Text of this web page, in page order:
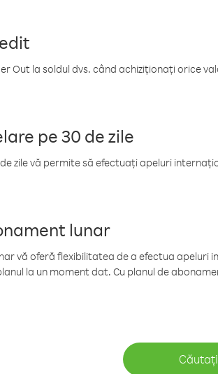
Out la soldul dvs. când achiziționați orice
pe 30 de zile
zile vă permite să efectuați apeluri
lunar
vă oferă flexibilitatea de a efectua
la un moment dat. Cu planul de